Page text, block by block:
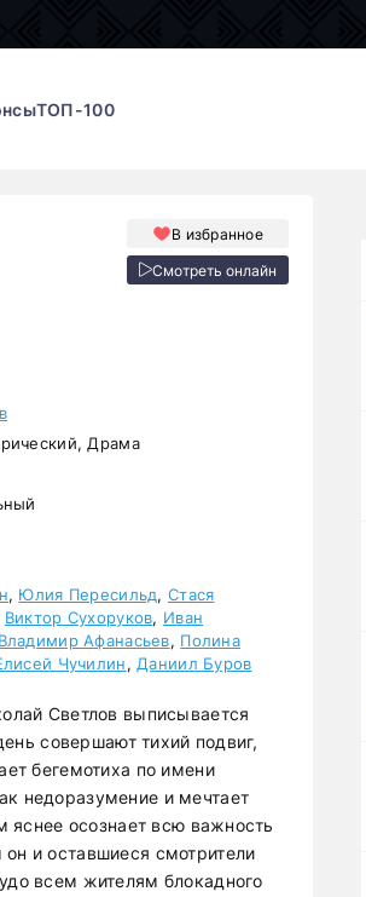
ТОП-100
В избранное
Смотреть онлайн
Драма
, Юлия Пересильд, Стася
Виктор Сухоруков, Иван
Владимир Афанасьев, Полина
Чучилин, Даниил Буров
Светлов выписывается
совершают тихий подвиг,
бегемотиха по имени
недоразумение и мечтает
яснее осознает всю важность
и оставшиеся смотрители
всем жителям блокадного